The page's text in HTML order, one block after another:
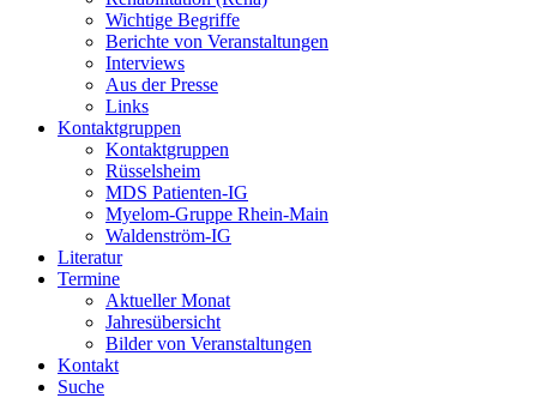
Wichtige Begriffe
Berichte von Veranstaltungen
Interviews
Aus der Presse
Links
Kontaktgruppen
Kontaktgruppen
Rüsselsheim
MDS Patienten-IG
Myelom-Gruppe Rhein-Main
Waldenström-IG
Literatur
Termine
Aktueller Monat
Jahresübersicht
Bilder von Veranstaltungen
Kontakt
Suche